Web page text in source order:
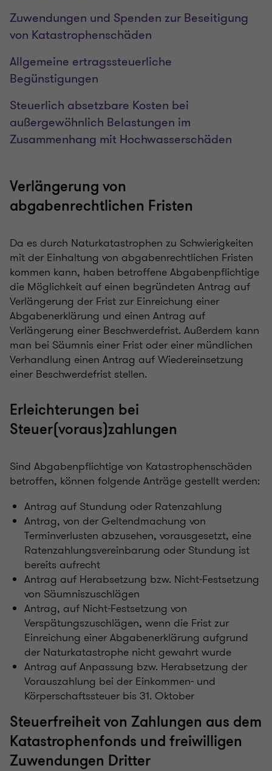
Zuwendungen und Spenden zur Beseitigung
von Katastrophenschäden
Allgemeine ertragssteuerliche
Begünstigungen
Steuerlich absetzbare Kosten bei
außergewöhnlich Belastungen im
Zusammenhang mit Hochwasserschäden
Verlängerung von
abgabenrechtlichen Fristen
Da es durch Naturkatastrophen zu Schwierigkeiten
mit der Einhaltung von abgabenrechtlichen Fristen
kommen kann, haben betroffene Abgabenpflichtige
die Möglichkeit auf einen begründeten Antrag auf
Verlängerung der Frist zur Einreichung einer
Abgabenerklärung und einen Antrag auf
Verlängerung einer Beschwerdefrist. Außerdem kann
man bei Säumnis einer Frist oder einer mündlichen
Verhandlung einen Antrag auf Wiedereinsetzung
einer Beschwerdefrist stellen.
Erleichterungen bei
Steuer(voraus)zahlungen
Sind Abgabenpflichtige von Katastrophenschäden
betroffen, können folgende Anträge gestellt werden:
Antrag auf Stundung oder Ratenzahlung
Antrag, von der Geltendmachung von
Terminverlusten abzusehen, vorausgesetzt, eine
Ratenzahlungsvereinbarung oder Stundung ist
bereits aufrecht
Antrag auf Herabsetzung bzw. Nicht-Festsetzung
von Säumniszuschlägen
Antrag, auf Nicht-Festsetzung von
Verspätungszuschlägen, wenn die Frist zur
Einreichung einer Abgabenerklärung aufgrund
der Naturkatastrophe nicht gewahrt wurde
Antrag auf Anpassung bzw. Herabsetzung der
Vorauszahlung bei der Einkommen- und
Körperschaftssteuer bis 31. Oktober
Steuerfreiheit von Zahlungen aus dem
Katastrophenfonds und freiwilligen
Zuwendungen Dritter